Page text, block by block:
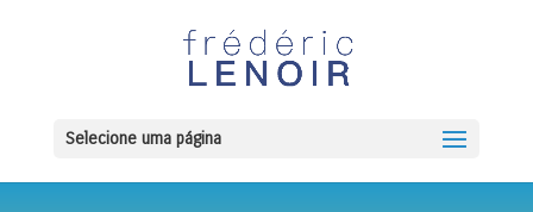
Selecione uma página